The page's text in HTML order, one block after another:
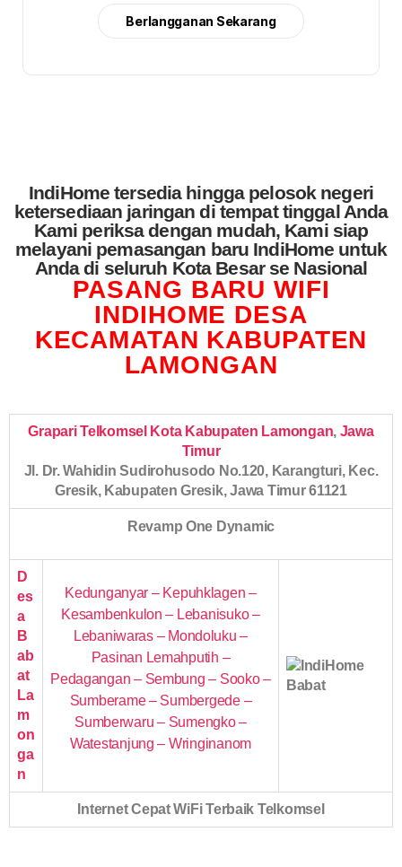
Berlangganan Sekarang
IndiHome tersedia hingga pelosok negeri
ketersediaan jaringan di tempat tinggal Anda
Kami periksa dengan mudah, Kami siap
melayani pemasangan baru IndiHome untuk
Anda di seluruh Kota Besar se Nasional
PASANG BARU WIFI
INDIHOME DESA
KECAMATAN KABUPATEN
LAMONGAN
Grapari Telkomsel Kota Kabupaten Lamongan, Jawa
Timur
Jl. Dr. Wahidin Sudirohusodo No.120, Karangturi, Kec.
Gresik, Kabupaten Gresik, Jawa Timur 61121
Revamp One Dynamic
D
es
a
B
ab
at
La
m
on
ga
n
Kedunganyar – Kepuhklagen –
Kesambenkulon – Lebanisuko –
Lebaniwaras – Mondoluku –
Pasinan Lemahputih –
Pedagangan – Sembung – Sooko –
Sumberame – Sumbergede –
Sumberwaru – Sumengko –
Watestanjung – Wringinanom
Internet Cepat WiFi Terbaik Telkomsel